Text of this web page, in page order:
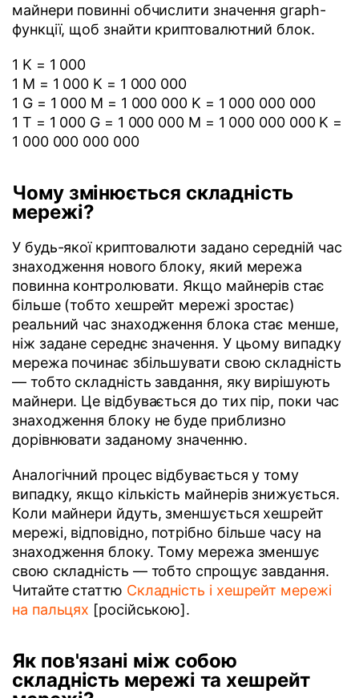
майнери повинні обчислити значення graph-
функції, щоб знайти криптовалютний блок.
1 K = 1 000
1 M = 1 000 K = 1 000 000
1 G = 1 000 M = 1 000 000 K = 1 000 000 000
1 T = 1 000 G = 1 000 000 M = 1 000 000 000 K =
1 000 000 000 000
Чому змінюється складність
мережі?
У будь-якої криптовалюти задано середній час
знаходження нового блоку, який мережа
повинна контролювати. Якщо майнерів стає
більше (тобто хешрейт мережі зростає)
реальний час знаходження блока стає менше,
ніж задане середнє значення. У цьому випадку
мережа починає збільшувати свою складність
— тобто складність завдання, яку вирішують
майнери. Це відбувається до тих пір, поки час
знаходження блоку не буде приблизно
дорівнювати заданому значенню.
Аналогічний процес відбувається у тому
випадку, якщо кількість майнерів знижується.
Коли майнери йдуть, зменшується хешрейт
мережі, відповідно, потрібно більше часу на
знаходження блоку. Тому мережа зменшує
свою складність — тобто спрощує завдання.
Читайте статтю Складність і хешрейт мережі
на пальцях [російською].
Як пов'язані між собою
складність мережі та хешрейт